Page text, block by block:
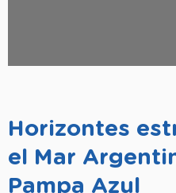
Horizontes
el Mar
Pampa Azul